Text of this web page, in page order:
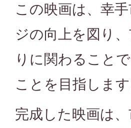
この映画は、幸
ジの向上を図り
りに関わること
ことを目指します
完成した映画は